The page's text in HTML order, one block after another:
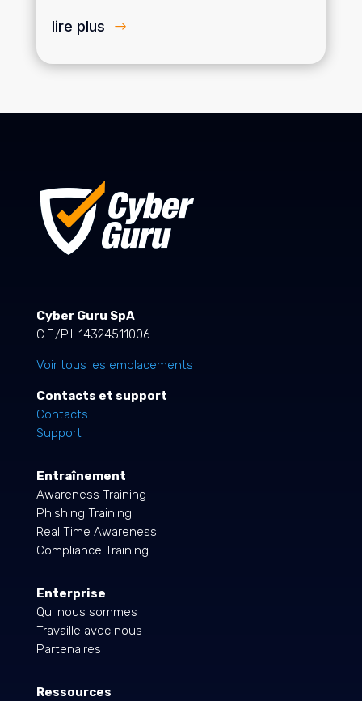
lire plus
Cyber Guru SpA
C.F./P.I. 14324511006
Voir tous les emplacements
Contacts et support
Contacts
Support
Entraînement
Awareness Training
Phishing Training
Real Time Awareness
Compliance Training
Enterprise
Qui nous sommes
Travaille avec nous
Partenaires
Ressources